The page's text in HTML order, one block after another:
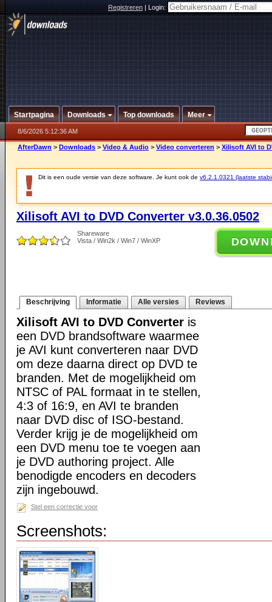
Registreren|Login:
Startpagina Downloads Top downloads Meer
8/6/2026 5:12:36 AM
AfterDawn > Downloads > Video & Audio > Video converteren > Xilisoft AVI to
Dit is een oude versie van deze software. Je kunt ook de v6.2.1.0321 (laatste
Xilisoft AVI to DVD Converter v3.0.36.0502
Shareware
Vista / Win2k / Win7 / WinXP
Beschrijving Informatie Alle versies Reviews
Xilisoft AVI to DVD Converter is
een DVD brandsoftware waarmee
je AVI kunt converteren naar DVD
om deze daarna direct op DVD te
branden. Met de mogelijkheid om
NTSC of PAL formaat in te stellen,
4:3 of 16:9, en AVI te branden
naar DVD disc of ISO-bestand.
Verder krijg je de mogelijkheid om
een DVD menu toe te voegen aan
je DVD authoring project. Alle
benodigde encoders en decoders
zijn ingebouwd.
Stel een correctie voor
Screenshots: